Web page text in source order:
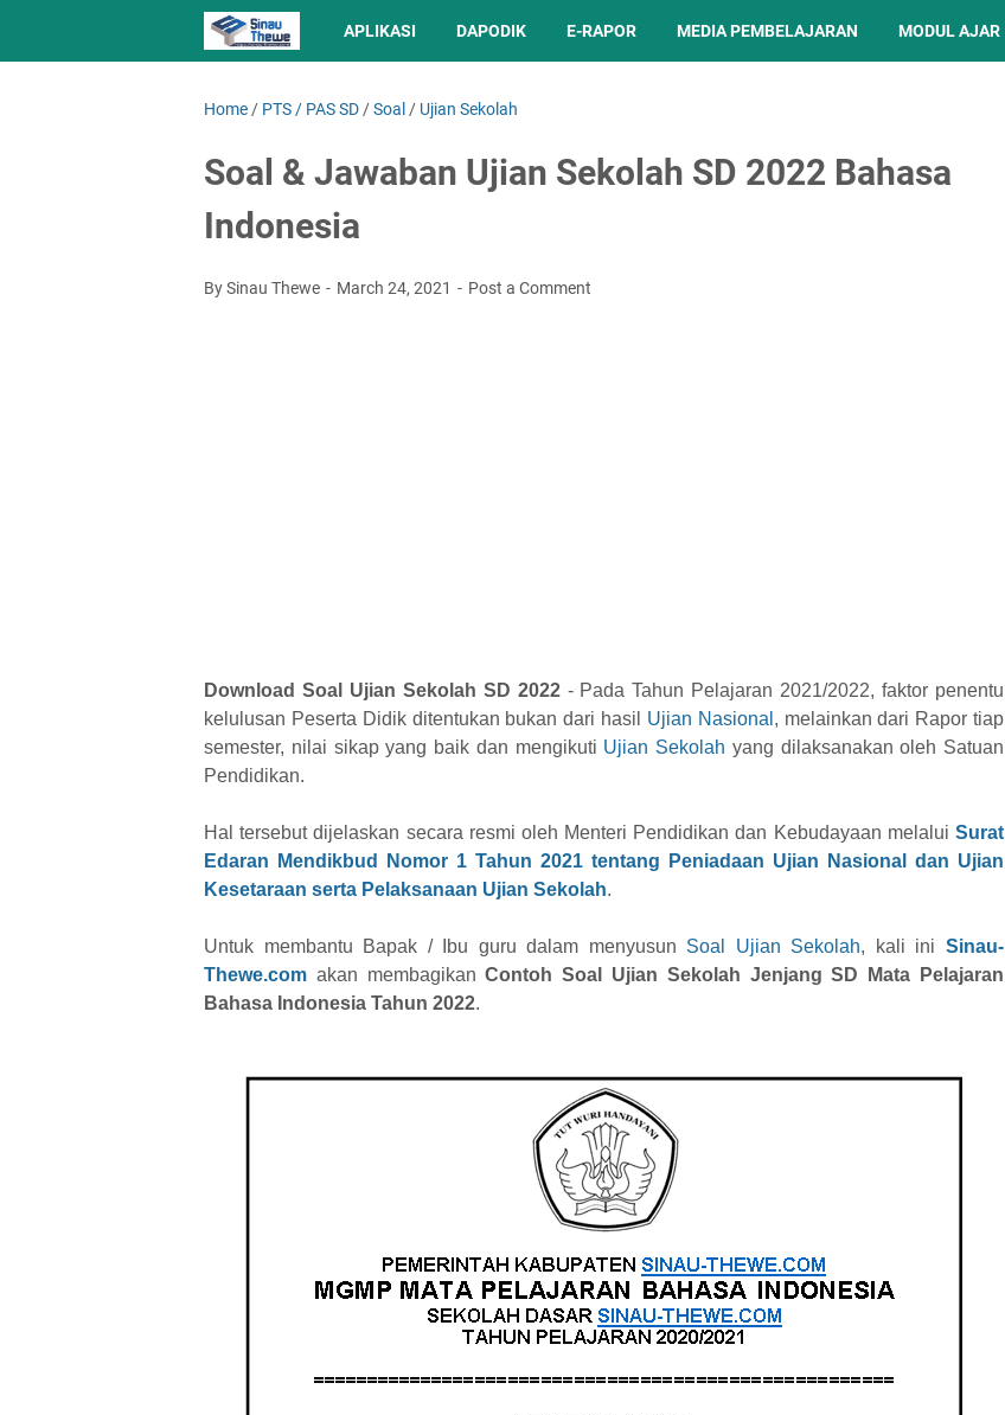
APLIKASI DAPODIK E-RAPOR MEDIA PEMBELAJARAN MODUL AJAR
Home / PTS / PAS SD /Soal / Ujian Sekolah
Soal & Jawaban Ujian Sekolah SD 2022 Bahasa
Indonesia
By Sinau Thewe March 24, 2021 Post a Comment
Download Soal Ujian Sekolah SD 2022- Pada Tahun Pelajaran 2021/2022, faktor penentu
kelulusan Peserta Didik ditentukan bukan dari hasil Ujian Nasional , melainkan dari Rapor tiap
semester, nilai sikap yang baik dan mengikuti Ujian Sekolah yang dilaksanakan oleh Satuan
Pendidikan.
Hal tersebut dijelaskan secara resmi oleh Menteri Pendidikan dan Kebudayaan melalui Surat
Edaran Mendikbud Nomor 1 Tahun 2021 tentang Peniadaan Ujian Nasional dan Ujian
Kesetaraan serta Pelaksanaan Ujian Sekolah.
Untuk membantu Bapak / Ibu guru dalam menyusun Soal Ujian Sekolah, kali iniSinau-
Thewe.com akan membagikanContoh Soal Ujian Sekolah Jenjang SD Mata Pelajaran
Bahasa Indonesia Tahun 2022.